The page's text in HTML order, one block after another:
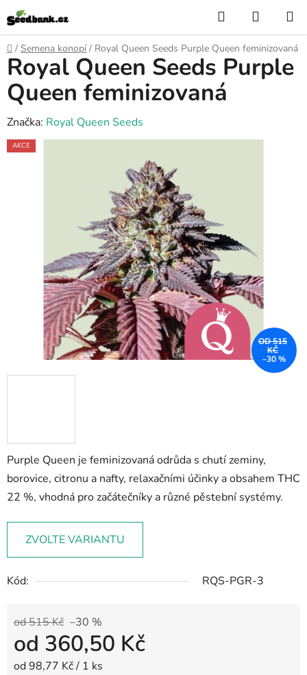
Přejít
na
obsah
Hledat
KOŠÍK
Domů
/ Semena konopí / Royal Queen Seeds Purple Queen feminizovaná
Purple Queen je feminizovaná odrůda s chutí zeminy,
borovice, citronu a nafty, relaxačními účinky a obsahem THC
22 %, vhodná pro začátečníky a různé pěstební systémy.
ZVOLTE VARIANTU
Kód: RQS-PGR-3
od 515 Kč –30 %
od 360,50 Kč
Měrná cena:
od 98,77 Kč / 1 ks
Royal Queen Seeds Purple
Queen feminizovaná
Značka: Royal Queen Seeds
AKCE
OD 515
KČ
–30 %